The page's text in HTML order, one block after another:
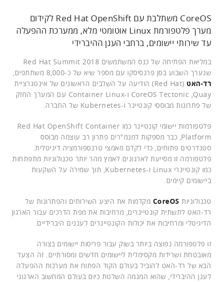
CoreOS משתלבת עם Red Hat OpenShift לקידום
מערך פלטפורמת Linux אוטומטי מלא, ממערכת ההפעלה
עד שירותי יישומים, ברחבי הענן ההיברידי
במליאת הפתיחה של כנס המשתמשים Red Hat Summit 2018
שנערך השבוע בסן פרנסיסקו עם מספר שיא של כ-8,000 משתתפים,
רד-האט
(Red Hat) הודיעה על השלבים הראשונים של אינטגרציית
CoreOS Tectonic ,Quay ו-Container Linux עם המערך החזק
של פתרונות מבוססי קונטיינר ו-Kubernetes של החברה.
פלטפורמות יישומי קונטיינר כמו Red Hat OpenShift Container
Platform, כבר מספקות למנמ"רים פתרון רב עוצמה מבוסס
סטנדרטים פתוחים, כדי לקדם מאמצי טרנספורמציה דיגיטלית.
פלטפורמה זו מסייעת לארגונים לאמץ מהר יותר טכנולוגיות מתפתחות
כמו קונטיינרי Linux ו-Kubernetes, תוך שמירה על השקעות
ביישומים קיימים.
טכנולוגיות CoreOS מקדמות את היצע השירותים והפתרונות של
רד-האט לתשתית קונטיינרים, מרחיבות את מפת הדרכים עבור הארגון
הדיגיטלי ומרחיבות את יכולות הקונטיינרים לעננים היברידיים.
זו פלטפורמה נפוצה ביותר בשוק עבור פריסות יישומים בצורה
מאובטחת ושרידות מקסימלית ליישומים חדשים ומסורתיים. זה הצעד
הבא של רד-האט להוביל בעולם הקוד הפתוח את מערכות ההפעלה
לענן ההיברידי, שהוא המגמה השלטת כיום בעולם המחשוב הארגוני